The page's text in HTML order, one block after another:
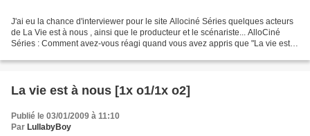
J'ai eu la chance d'interviewer pour le site Allociné Séries quelques acteurs
de La Vie est à nous , ainsi que le producteur et le scénariste... AlloCiné
Séries : Comment avez-vous réagi quand vous avez appris que "La vie est à
La vie est à nous [1x o1/1x o2]
Publié le 03/01/2009 à 11:10
Par LullabyBoy